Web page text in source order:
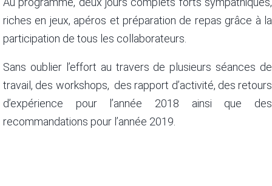
riches en jeux, apéros et préparation de repas grâce à la
participation de tous les collaborateurs.
Sans oublier l’effort au travers de plusieurs séances de
travail, des workshops, des rapport d’activité, des retours
d’expérience pour l’année 2018 ainsi que des
recommandations pour l’année 2019.